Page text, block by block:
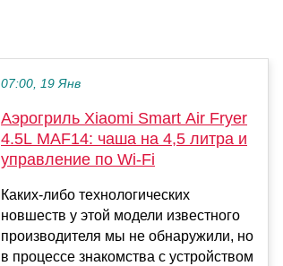
07:00, 19 Янв
Аэрогриль Xiaomi Smart Air Fryer
4.5L MAF14: чаша на 4,5 литра и
управление по Wi-Fi
Каких-либо технологических
новшеств у этой модели известного
производителя мы не обнаружили, но
в процессе знакомства с устройством